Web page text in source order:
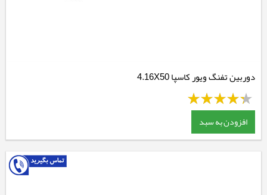
دوربین تفنگ ویور کاسپا 4.16X50
افزودن به سبد